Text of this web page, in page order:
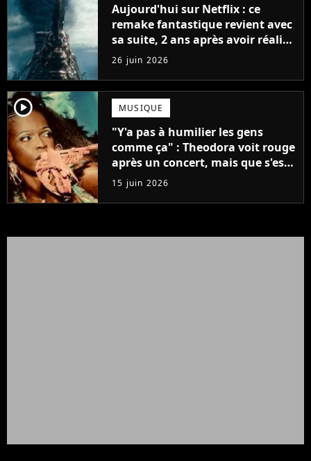
Aujourd'hui sur Netflix : ce
remake fantastique revient avec
sa suite, 2 ans après avoir réalisé
60 millions de vues et régné 6
semaines dans le Top 10
26 juin 2026
player2 MUSIQUE
"Y'a pas à humilier les gens
comme ça" : Theodora voit rouge
après un concert, mais que s'est-
il passé ?
15 juin 2026